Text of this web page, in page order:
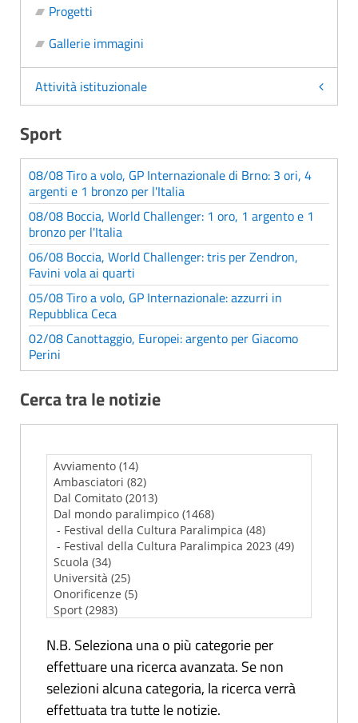
Progetti
Gallerie immagini
Attività istituzionale
Sport
08/08 Tiro a volo, GP Internazionale di Brno: 3 ori, 4
argenti e 1 bronzo per l'Italia
08/08 Boccia, World Challenger: 1 oro, 1 argento e 1
bronzo per l'Italia
06/08 Boccia, World Challenger: tris per Zendron,
Favini vola ai quarti
05/08 Tiro a volo, GP Internazionale: azzurri in
Repubblica Ceca
02/08 Canottaggio, Europei: argento per Giacomo
Perini
Cerca tra le notizie
N.B. Seleziona una o più categorie per
effettuare una ricerca avanzata. Se non
selezioni alcuna categoria, la ricerca verrà
effettuata tra tutte le notizie.